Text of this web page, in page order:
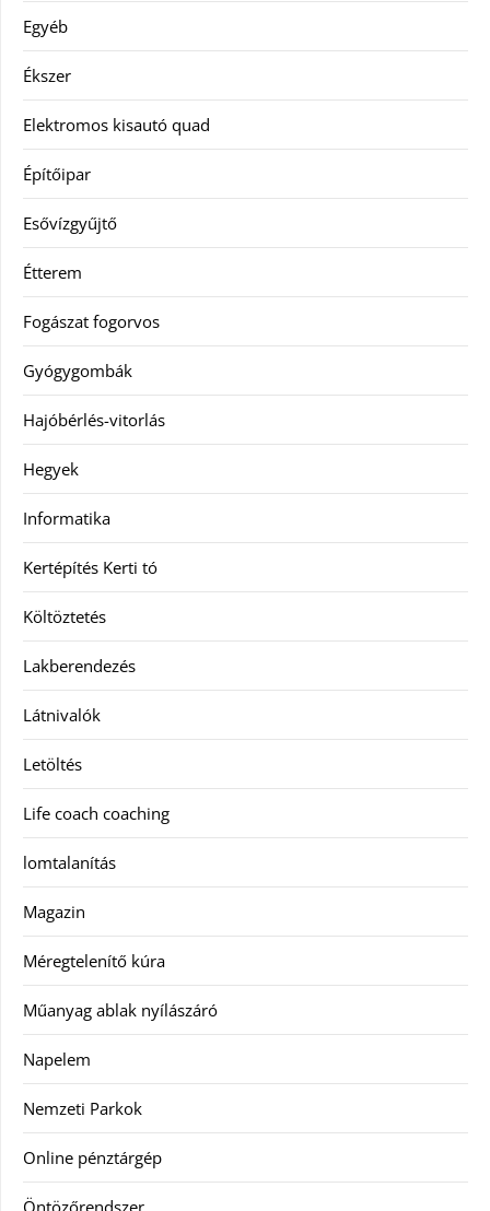
Egyéb
Ékszer
Elektromos kisautó quad
Építőipar
Esővízgyűjtő
Étterem
Fogászat fogorvos
Gyógygombák
Hajóbérlés-vitorlás
Hegyek
Informatika
Kertépítés Kerti tó
Költöztetés
Lakberendezés
Látnivalók
Letöltés
Life coach coaching
lomtalanítás
Magazin
Méregtelenítő kúra
Műanyag ablak nyílászáró
Napelem
Nemzeti Parkok
Online pénztárgép
Öntözőrendszer